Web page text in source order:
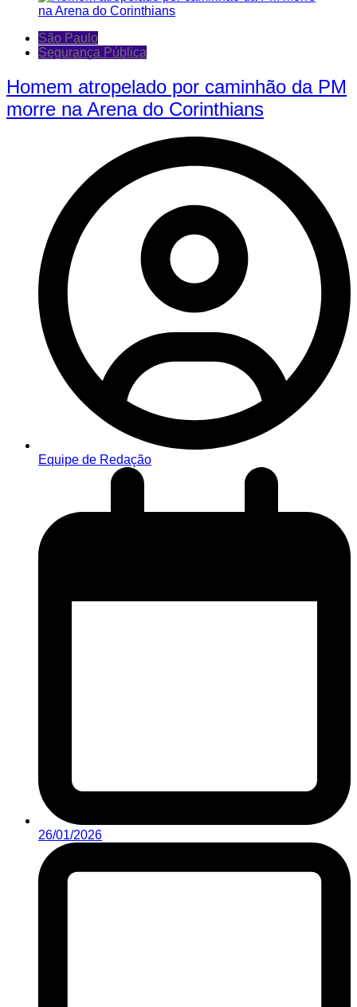
São Paulo
Segurança Pública
Homem atropelado por caminhão da PM
morre na Arena do Corinthians
Equipe de Redação
26/01/2026